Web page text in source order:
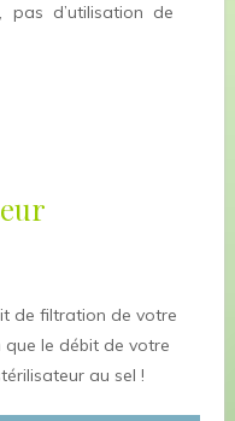
pas d’utilisation de
de filtration de votre
le débit de votre
au sel !